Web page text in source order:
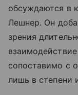
обсуждаются в
Лешнер. Он
зрения
сопоставимо с
лишь в степени